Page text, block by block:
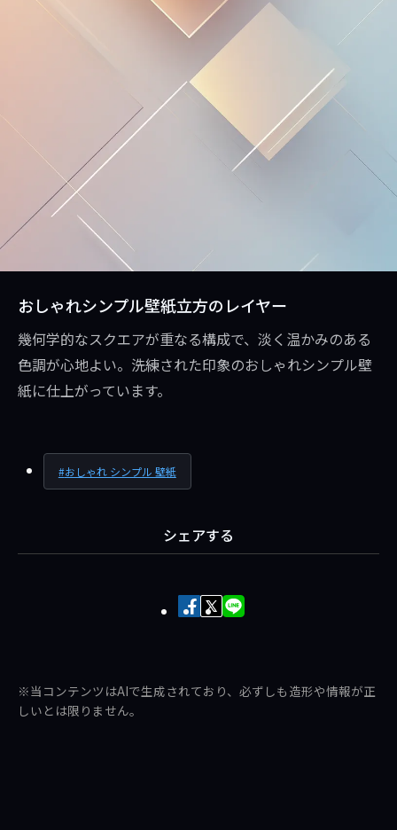
おしゃれシンプル壁紙立方のレイヤー
幾何学的なスクエアが重なる構成で、淡く温かみのある
色調が心地よい。洗練された印象のおしゃれシンプル壁
紙に仕上がっています。
おしゃれ シンプル 壁紙
シェアする
Facebook
ェ
X
ス
LINE
る
※当コンテンツはAIで生成されており、必ずしも造形や情報が正
しいとは限りません。